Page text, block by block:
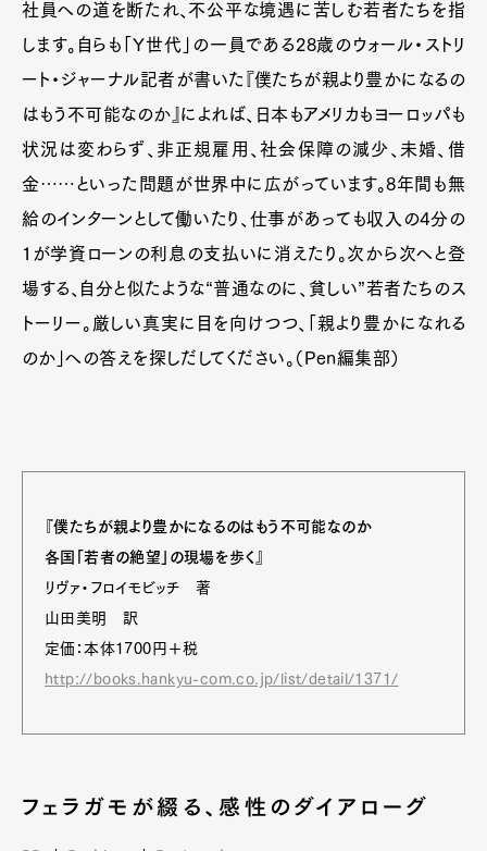
社員への道を断たれ、不公平な境遇に苦しむ若者たちを指
します。自らも「Y世代」の一員である28歳のウォール・ストリ
ート・ジャーナル記者が書いた『僕たちが親より豊かになるの
はもう不可能なのか』によれば、日本もアメリカもヨーロッパも
状況は変わらず、非正規雇用、社会保障の減少、未婚、借
金……といった問題が世界中に広がっています。8年間も無
給のインターンとして働いたり、仕事があっても収入の4分の
1が学資ローンの利息の支払いに消えたり。次から次へと登
場する、自分と似たような“普通なのに、貧しい”若者たちのス
トーリー。厳しい真実に目を向けつつ、「親より豊かになれる
のか」への答えを探しだしてください。（Pen編集部）
『僕たちが親より豊かになるのはもう不可能なのか
各国「若者の絶望」の現場を歩く』
リヴァ・フロイモビッチ 著
山田美明 訳
定価：本体1700円＋税
http://books.hankyu-com.co.jp/list/detail/1371/
フェラガモが綴る、感性のダイアローグ